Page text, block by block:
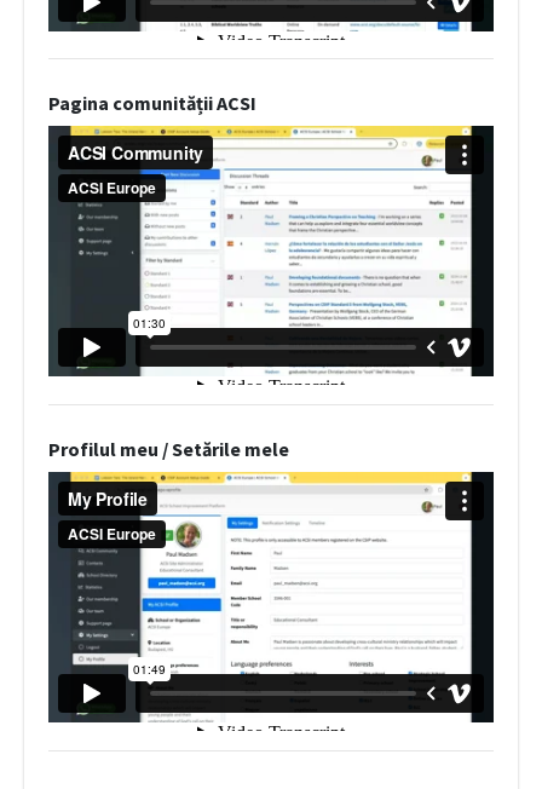
Pagina comunității ACSI
Profilul meu / Setările mele